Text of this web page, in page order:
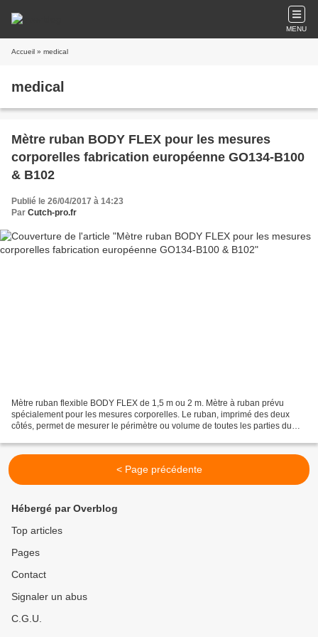
MENU
Accueil » medical
medical
Mètre ruban BODY FLEX pour les mesures
corporelles fabrication européenne GO134-B100
& B102
Publié le 26/04/2017 à 14:23
Par Cutch-pro.fr
Mètre ruban flexible BODY FLEX de 1,5 m ou 2 m. Mètre à ruban prévu
spécialement pour les mesures corporelles. Le ruban, imprimé des deux
côtés, permet de mesurer le périmètre ou volume de toutes les parties du
< Page précédente
Hébergé par Overblog
Top articles
Pages
Contact
Signaler un abus
C.G.U.